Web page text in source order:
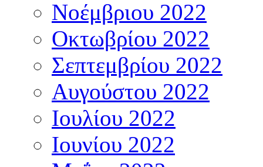
Νοέμβριου 2022
Οκτωβρίου 2022
Σεπτεμβρίου 2022
Αυγούστου 2022
Ιουλίου 2022
Ιουνίου 2022